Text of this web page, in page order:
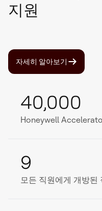
지원
자세히 알아보기
40,000
Honeywell
9
모든 직원에게 개방된